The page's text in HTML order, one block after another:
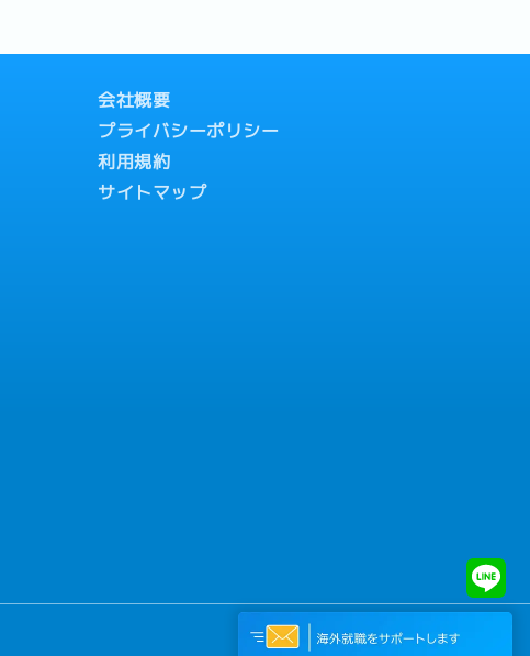
会社概要
プライバシーポリシー
利用規約
サイトマップ